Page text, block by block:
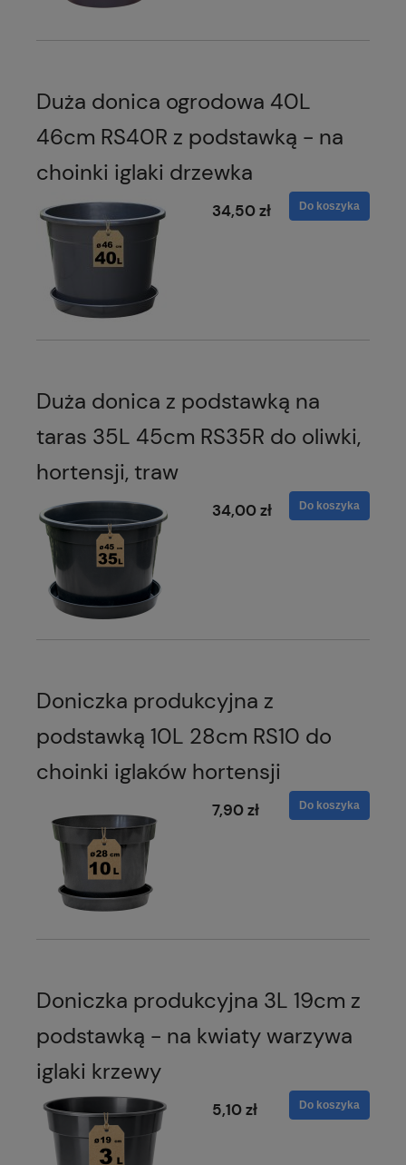
Duża donica ogrodowa 40L
46cm RS40R z podstawką - na
choinki iglaki drzewka
34,50 zł Do koszyka
Duża donica z podstawką na
taras 35L 45cm RS35R do oliwki,
hortensji, traw
34,00 zł Do koszyka
Doniczka produkcyjna z
podstawką 10L 28cm RS10 do
choinki iglaków hortensji
7,90 zł Do koszyka
Doniczka produkcyjna 3L 19cm z
podstawką - na kwiaty warzywa
iglaki krzewy
5,10 zł Do koszyka